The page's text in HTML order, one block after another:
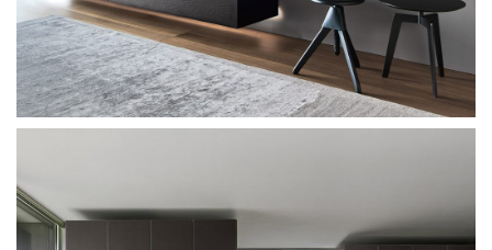
Sangiacomo Modo